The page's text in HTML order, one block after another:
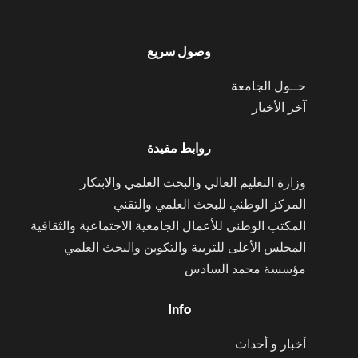
وصول سريع
حــول الجامعة
آخر الأخبار
روابط مفيدة
وزارة التعليم العالي والبحث العلمي والابتكار
المركز الوطني للبحث العلمي والتقني
المكتب الوطني للأعمال الجامعية الاجتماعية والثقافية
المجلس الأعلى للتربية والتكوين والبحث العلمي
مؤسسة محمد السادس
Info
أخبار و أحداث